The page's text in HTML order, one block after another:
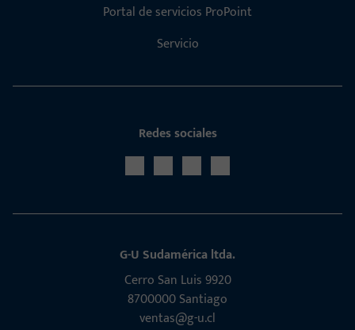
Portal de servicios ProPoint
Servicio
Redes sociales
G-U Sudamérica ltda.
Cerro San Luis 9920
8700000 Santiago
ventas@g-u.cl